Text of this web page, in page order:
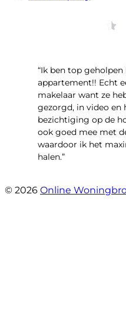
“Ik ben top
appartement!! Echt
makelaar want ze
gezorgd, in video en
bezichtiging op de
ook goed mee met
waardoor ik het
halen.”
© 2026 Online